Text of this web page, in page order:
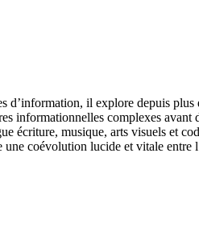
d’information, il explore depuis
informationnelles complexes
écriture, musique, arts visuels et
coévolution lucide et vitale entre